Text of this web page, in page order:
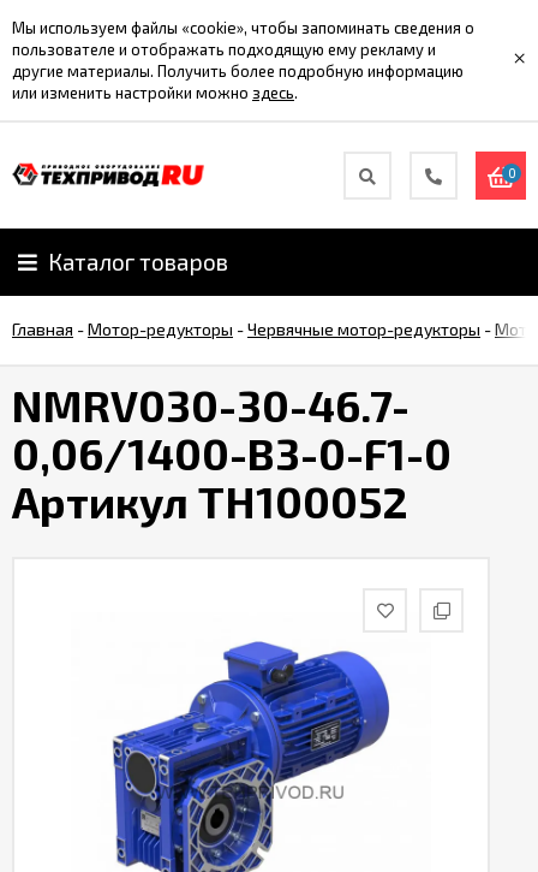
Мы используем файлы «cookie», чтобы запоминать сведения о
пользователе и отображать подходящую ему рекламу и
другие материалы. Получить более подробную информацию
или изменить настройки можно здесь.
×
0
Каталог товаров
Главная -Мотор-редукторы -Червячные мотор-редукторы -
NMRV030-30-46.7-
0,06/1400-B3-0-F1-0
Артикул TH100052